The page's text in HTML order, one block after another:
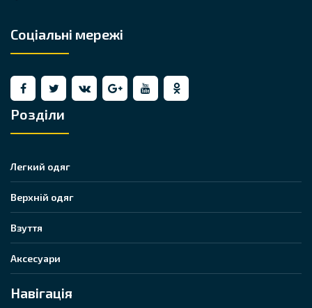
Соціальні мережі
Розділи
Легкий одяг
Верхній одяг
Взуття
Аксесуари
Навігація